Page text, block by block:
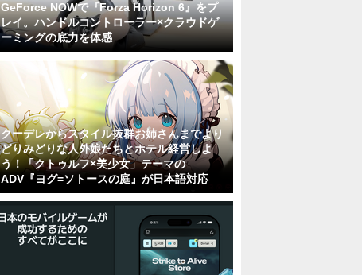
GeForce NOWで『Forza Horizon 6』をプ
レイ。ハンドルコントローラー×クラウドゲ
ーミングの底力を体感
クーデレからスタイル抜群お姉さんまでより
どりみどりな人外娘たちとホテル経営しよ
う！「クトゥルフ×美少女」テーマの
ADV『ヨグ=ソトースの庭』が日本語対応